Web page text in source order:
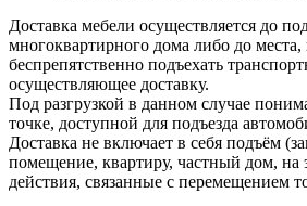
Доставка мебели осуществляется до
многоквартирного дома либо до места,
беспрепятственно подъехать
осуществляющее доставку.
Под разгрузкой в данном случае
точке, доступной для подъезда
Доставка не включает в себя подъём
помещение, квартиру, частный дом,
действия, связанные с перемещением